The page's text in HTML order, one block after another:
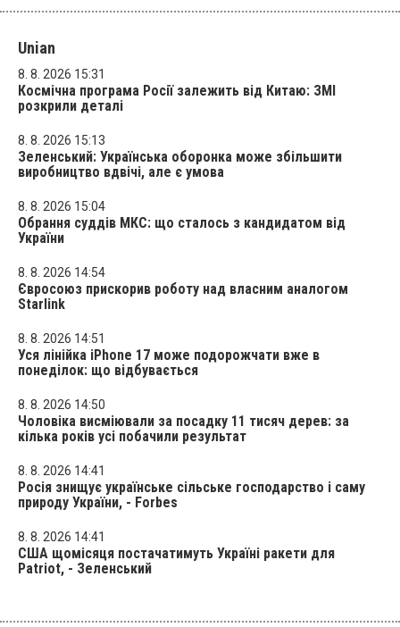
Unian
8. 8. 2026 15:31
Космічна програма Росії залежить від Китаю: ЗМІ
розкрили деталі
8. 8. 2026 15:13
Зеленський: Українська оборонка може збільшити
виробництво вдвічі, але є умова
8. 8. 2026 15:04
Обрання суддів МКС: що сталось з кандидатом від
України
8. 8. 2026 14:54
Євросоюз прискорив роботу над власним аналогом
Starlink
8. 8. 2026 14:51
Уся лінійка iPhone 17 може подорожчати вже в
понеділок: що відбувається
8. 8. 2026 14:50
Чоловіка висміювали за посадку 11 тисяч дерев: за
кілька років усі побачили результат
8. 8. 2026 14:41
Росія знищує українське сільське господарство і саму
природу України, - Forbes
8. 8. 2026 14:41
США щомісяця постачатимуть Україні ракети для
Patriot, - Зеленський